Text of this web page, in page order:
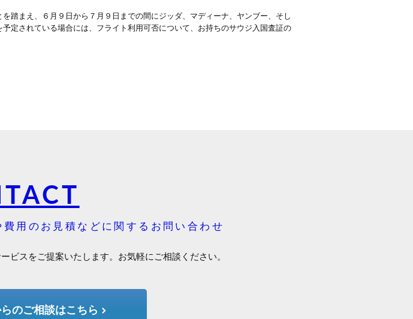
踏まえ、６月９日から７月９日までの間にジッダ、マディーナ、ヤンブー、そし
定されている場合には、フライト利用可否について、お持ちのサウジ入国査証の
用のお見積などに関するお問い合わせ
ビスをご提案いたします。お気軽にご相談ください。
のご相談はこちら